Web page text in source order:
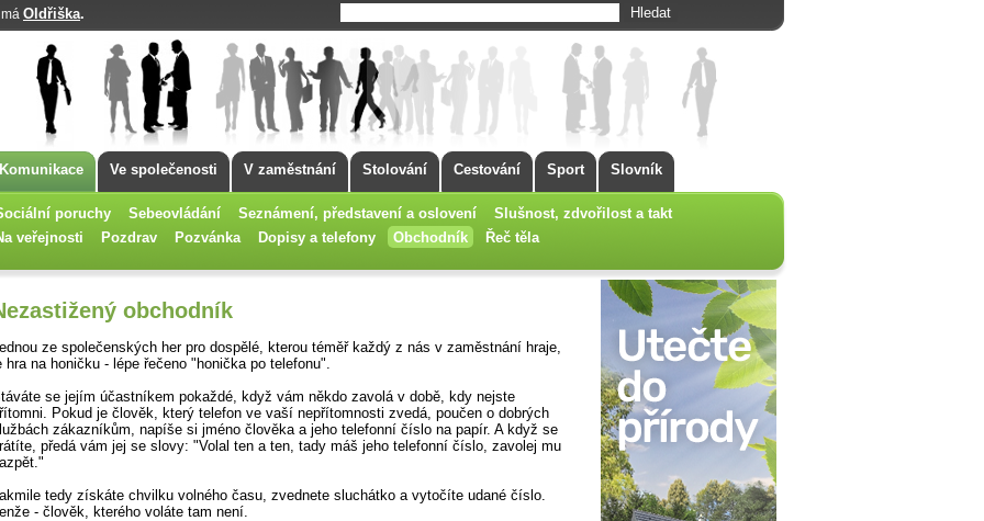
Oldřiška.
Komunikace Ve společenosti V zaměstnání Stolování Cestování Sport Slovník
poruchy Sebeovládání Seznámení, představení a oslovení
Slušnost, zdvořilost a takt
veřejnosti
Pozdrav Pozvánka Dopisy a telefony Obchodník
Řeč těla
obchodník
ze společenských her pro dospělé, kterou téměř každý z nás v zaměstnání hraje,
hra na honičku - lépe řečeno "honička po telefonu".
se jejím účastníkem pokaždé, když vám někdo zavolá v době, kdy nejste
Pokud je člověk, který telefon ve vaší nepřítomnosti zvedá, poučen o dobrých
zákazníkům, napíše si jméno člověka a jeho telefonní číslo na papír. A když se
předá vám jej se slovy: "Volal ten a ten, tady máš jeho telefonní číslo, zavolej mu
tedy získáte chvilku volného času, zvednete sluchátko a vytočíte udané číslo.
- člověk, kterého voláte tam není.